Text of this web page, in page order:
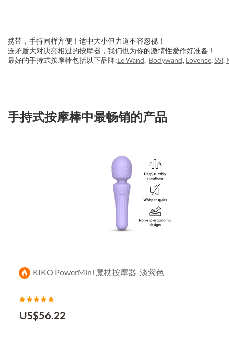
携带，手持同样方便！适中大小但力道不容忽视！
连矛盾大对决亮相过的按摩器，我们也为你的激情性爱作好准备！
最好的手持式按摩棒包括以下品牌:Le Wand, Bodywand, Lovense,SSI,
手持式按摩棒中最畅销的产品
KIKO PowerMini 魔杖按摩器-淡紫色
US$56.22